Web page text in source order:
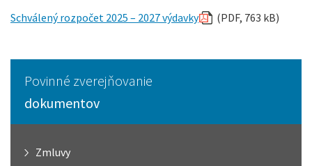
Schválený rozpočet 2025 – 2027 výdavky (PDF, 763 kB)
Povinné zverejňovanie
dokumentov
Zmluvy